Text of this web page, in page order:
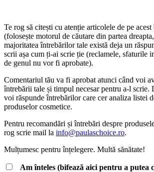
Te rog să citești cu atenție articolele de pe
(folosește motorul de căutare din partea
majoritatea întrebărilor tale există deja un
scrii așa cum ți-ai scrie ție (reclamele, sfaturile
de genul nu vor fi aprobate).
Comentariul tău va fi aprobat atunci când voi
întrebării tale și timpul necesar pentru a-l scrie.
voi răspunde întrebărilor care cer analiza listei
produselor cosmetice.
Pentru recomandări și întrebări despre
rog scrie mail la info@paulaschoice.ro.
Mulțumesc pentru înțelegere. Multă sănătate!
Am înteles (bifează aici pentru a putea